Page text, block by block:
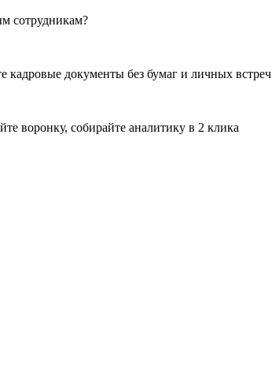
сотрудникам?
кадровые документы без бумаг и личных встреч
воронку, собирайте аналитику в 2 клика